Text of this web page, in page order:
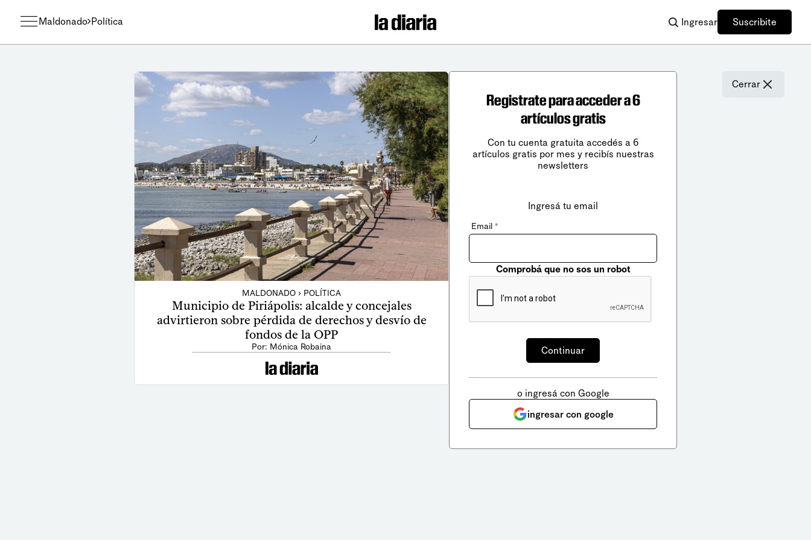
Maldonado Política Ingresar Suscribite
MALDONADO › POLÍTICA
Municipio de Piriápolis: alcalde y concejales
advirtieron sobre pérdida de derechos y desvío de
fondos de la OPP
Por: Mónica Robaina
Cerrar
Registrate para acceder a 6
artículos gratis
Con tu cuenta gratuita accedés a 6
artículos gratis por mes y recibís nuestras
newsletters
Ingresá tu email
Email *
Comprobá que no sos un robot
o ingresá con Google
ingresar con google